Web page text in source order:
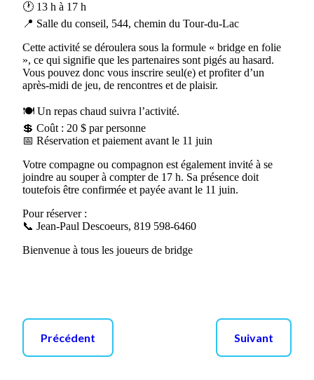
🕐 13 h à 17 h
📍 Salle du conseil, 544, chemin du Tour-du-Lac
Cette activité se déroulera sous la formule « bridge en folie
», ce qui signifie que les partenaires sont pigés au hasard.
Vous pouvez donc vous inscrire seul(e) et profiter d’un
après-midi de jeu, de rencontres et de plaisir.
🍽️ Un repas chaud suivra l’activité.
💲 Coût : 20 $ par personne
📅 Réservation et paiement avant le 11 juin
Votre compagne ou compagnon est également invité à se
joindre au souper à compter de 17 h. Sa présence doit
toutefois être confirmée et payée avant le 11 juin.
Pour réserver :
📞 Jean-Paul Descoeurs, 819 598-6460
Bienvenue à tous les joueurs de bridge
Précédent Suivant